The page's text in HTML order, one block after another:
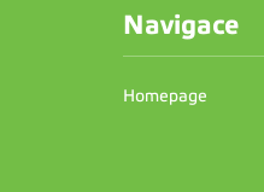
Navigace
Homepage